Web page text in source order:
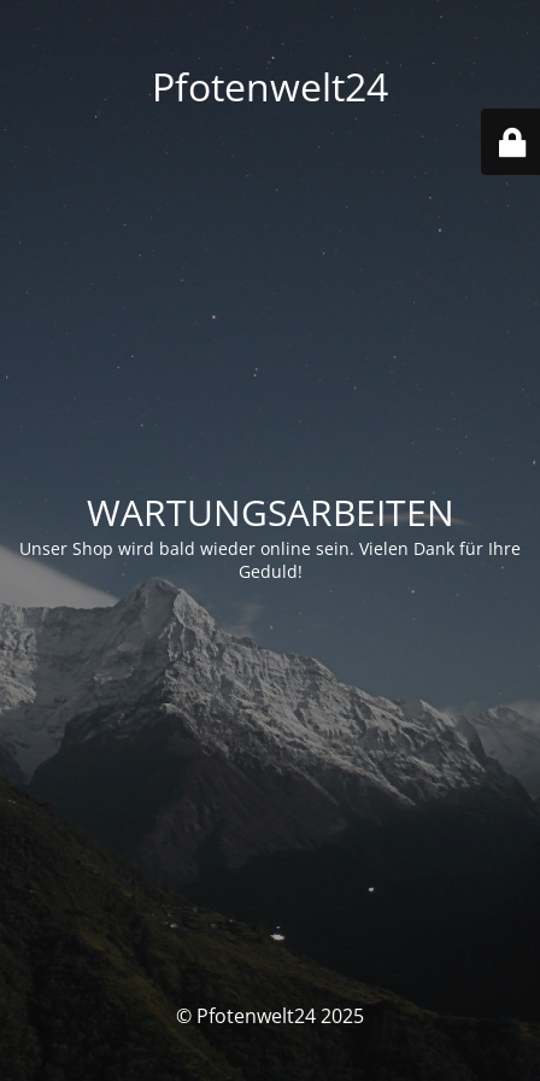
Pfotenwelt24
WARTUNGSARBEITEN
Unser Shop wird bald wieder online sein. Vielen Dank für Ihre
Geduld!
© Pfotenwelt24 2025